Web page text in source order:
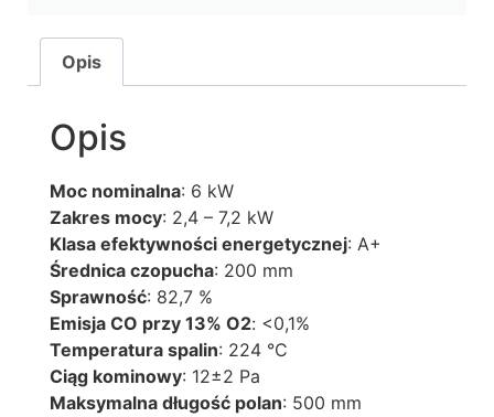
Opis
Opis
Moc nominalna: 6 kW
Zakres mocy: 2,4 – 7,2 kW
Klasa efektywności energetycznej: A+
Średnica czopucha: 200 mm
Sprawność: 82,7 %
Emisja CO przy 13% O2: <0,1%
Temperatura spalin: 224 °C
Ciąg kominowy: 12±2 Pa
Maksymalna długość polan: 500 mm